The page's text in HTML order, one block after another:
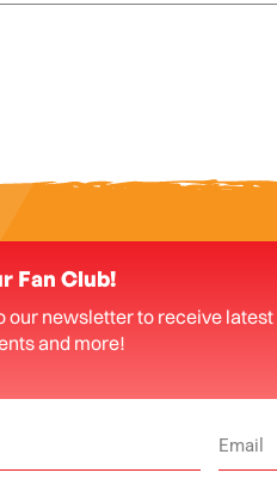
Fan Club!
our newsletter to receive latest
and more!